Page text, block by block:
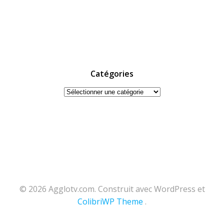
Catégories
Catégories
© 2026 Agglotv.com. Construit avec WordPress et
ColibriWP Theme .